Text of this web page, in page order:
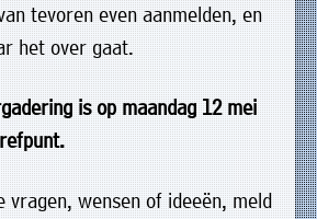
tevoren even aanmelden, en
het over gaat.
is op maandag 12 mei
vragen, wensen of ideeën, meld